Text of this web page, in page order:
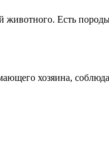
животного. Есть
хозяина,